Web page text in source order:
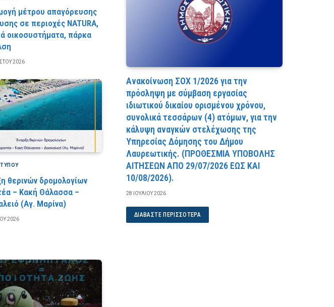
μέτρου απαγόρευσης
σε περιοχές NATURA,
οικοσυστήματα, πάρκα
2026
ΤΥΠΟΥ
θερινών δρομολογίων
– Κακή Θάλασσα –
(Αγ. Μαρίνα)
2026
Ανακοίνωση ΣΟΧ 1/2026 για την
πρόσληψη με σύμβαση εργασίας
ιδιωτικού δικαίου ορισμένου χρόνου,
συνολικά τεσσάρων (4) ατόμων, για την
κάλυψη αναγκών στελέχωσης της
Υπηρεσίας Δόμησης του Δήμου
Λαυρεωτικής. (ΠPOΘEΣMIA YΠOBOΛHΣ
AITHΣEΩN AΠO 29/07/2026 EΩΣ KAI
10/08/2026).
28 ΙΟΥΛΊΟΥ 2026
ΔΙΑΒΆΣΤΕ ΠΕΡΙΣΣΌΤΕΡΑ